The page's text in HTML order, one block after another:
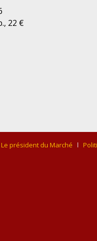
22 €
Le président du Marché